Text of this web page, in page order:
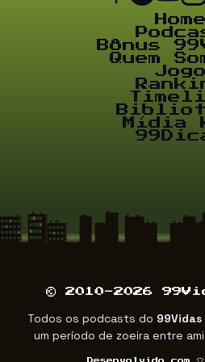
Home
Bônus
Quem
Jogo
Mídia
© 2010-2026
Todos os podcasts do 99Vidas
um período de zoeira entre
Desenvolvido com